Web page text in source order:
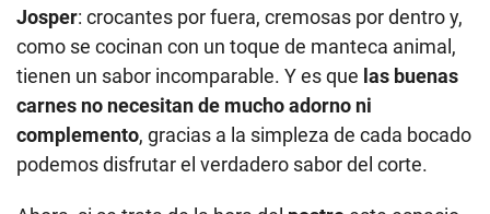
Josper: crocantes por fuera, cremosas por dentro y,
como se cocinan con un toque de manteca animal,
tienen un sabor incomparable. Y es que las buenas
carnes no necesitan de mucho adorno ni
complemento, gracias a la simpleza de cada bocado
podemos disfrutar el verdadero sabor del corte.